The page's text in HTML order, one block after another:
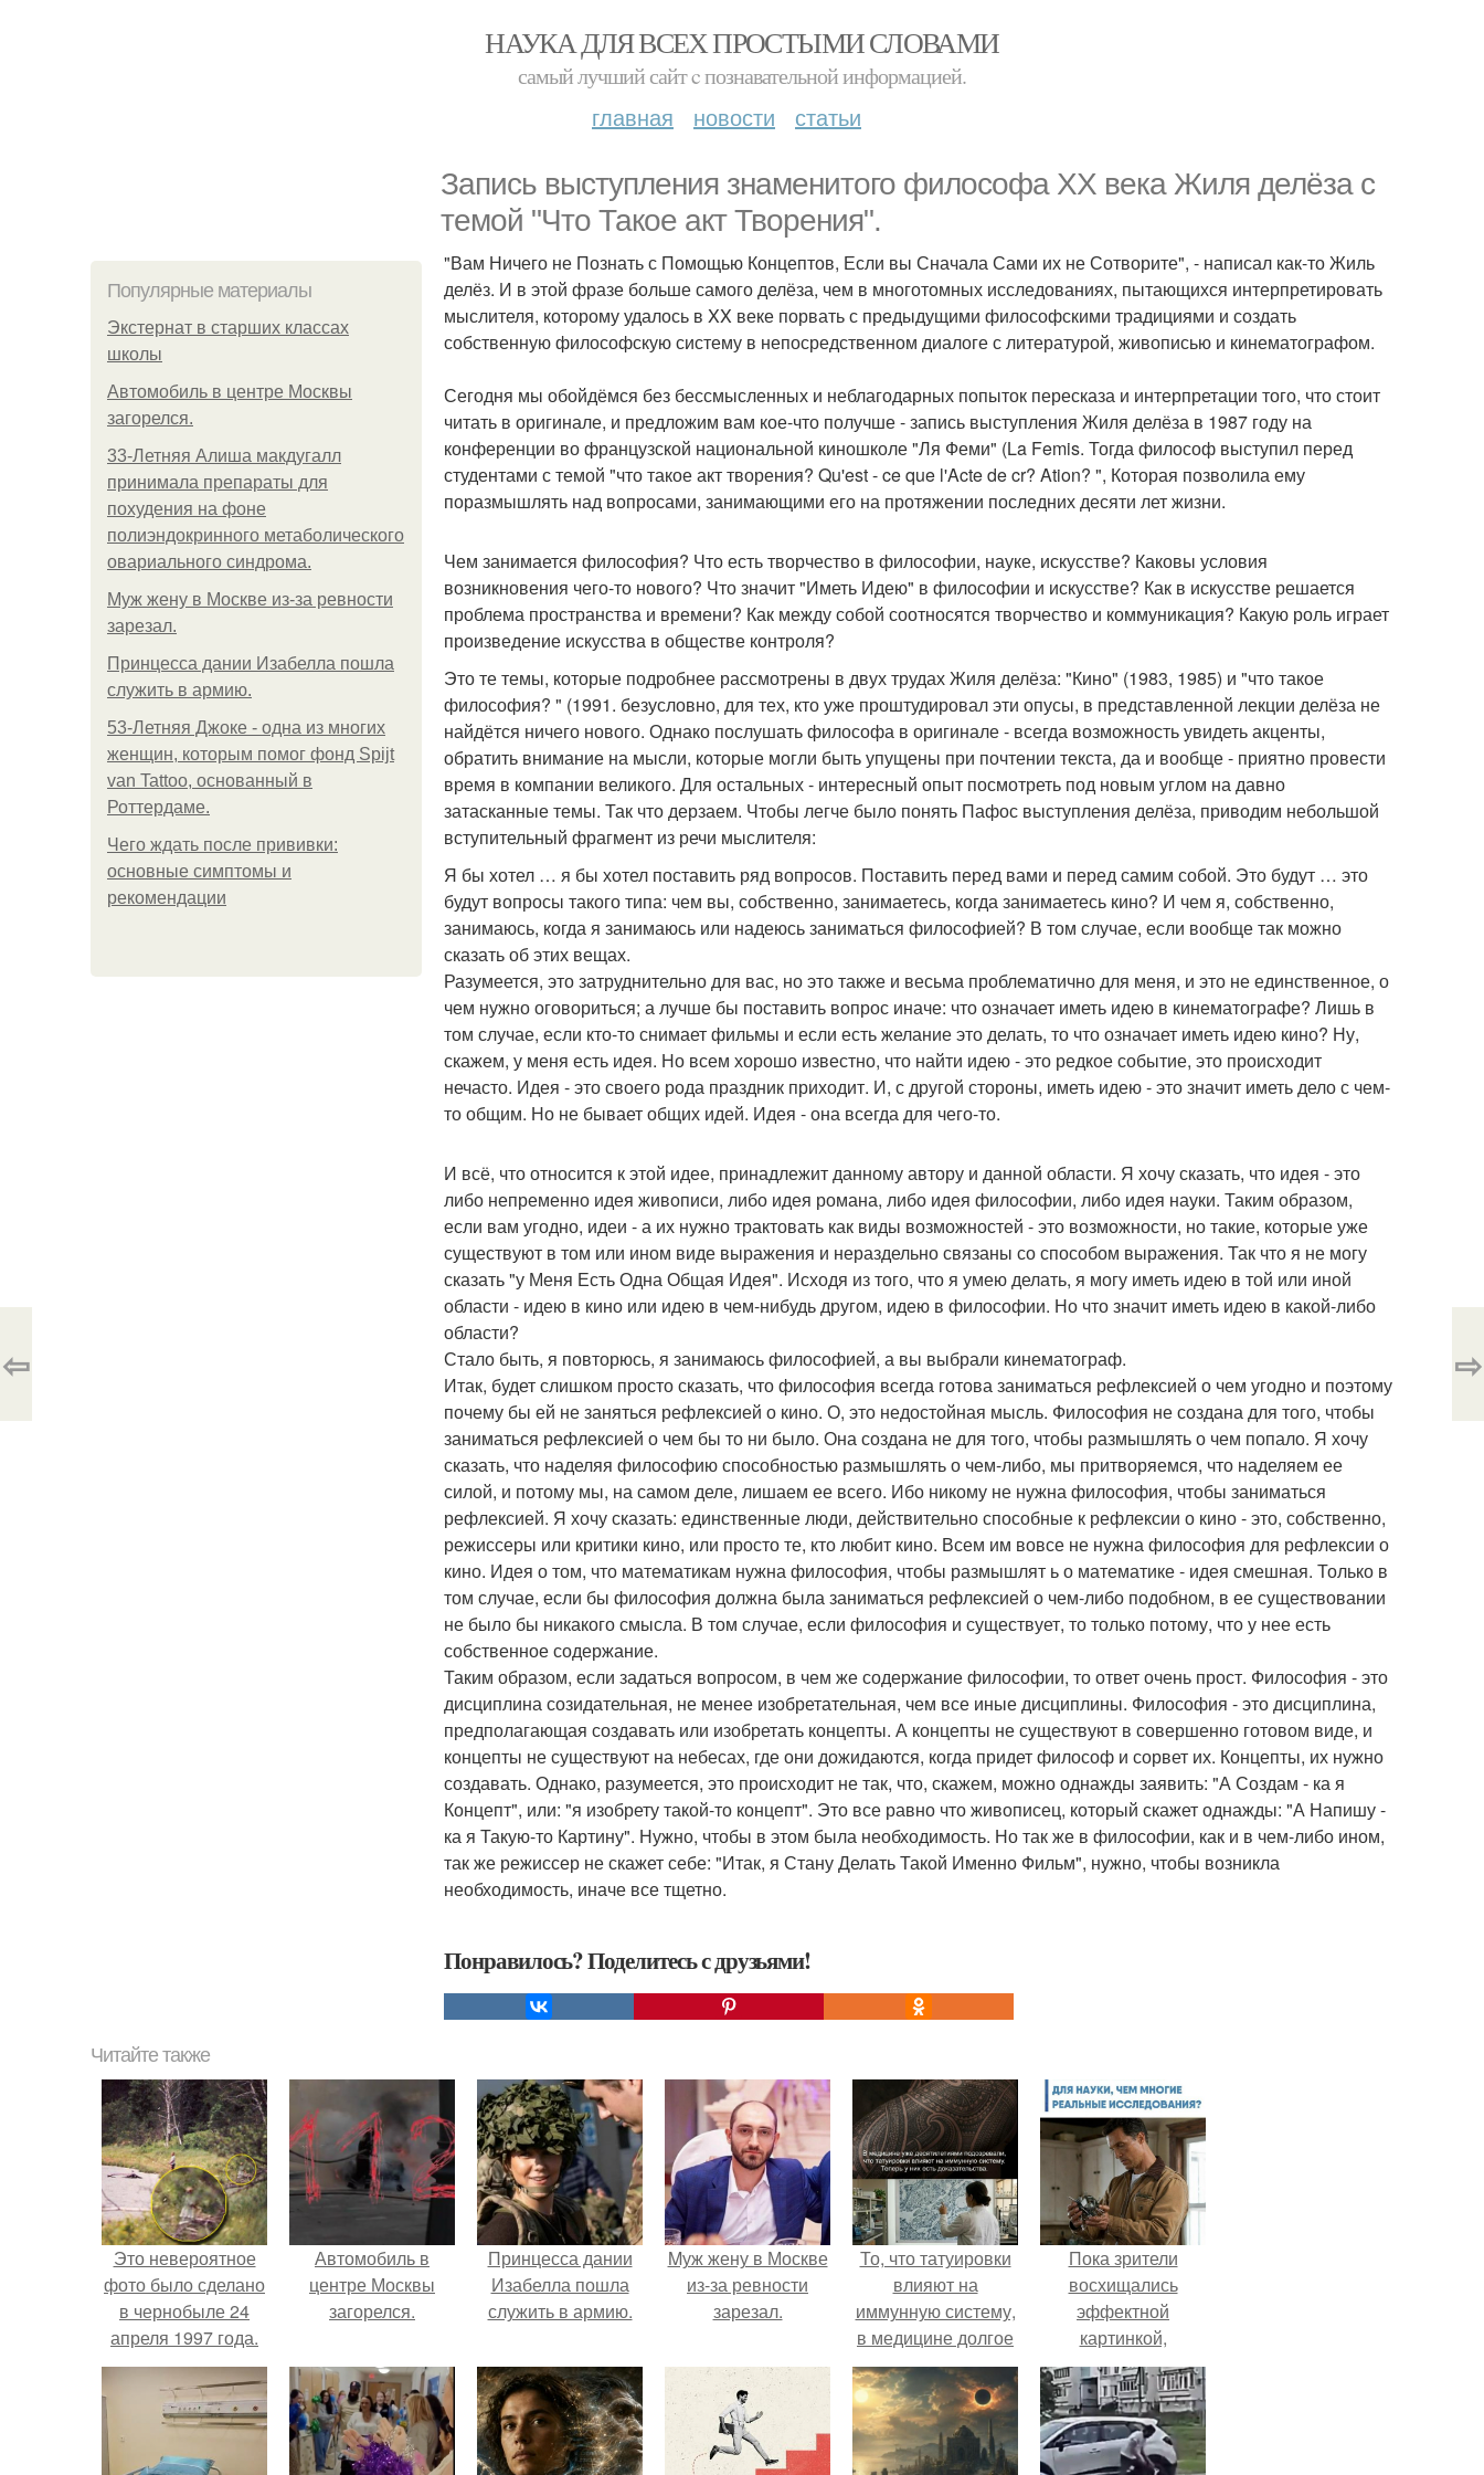
НАУКА ДЛЯ ВСЕХ ПРОСТЫМИ СЛОВАМИ
самый лучший сайт c познавательной информацией.
главная новости статьи
Запись выступления знаменитого философа XX века Жиля делёза с
темой "Что Такое акт Творения".
Популярные материалы
Экстернат в старших классах
школы
Автомобиль в центре Москвы
загорелся.
33-Летняя Алиша макдугалл
принимала препараты для
похудения на фоне
полиэндокринного метаболического
овариального синдрома.
Mуж жену в Москве из-за ревности
зарезал.
Принцесса дании Изабелла пошла
служить в армию.
53-Летняя Джоке - одна из многих
женщин, которым помог фонд Spijt
van Tattoo, основанный в
Роттердаме.
Чего ждать после прививки:
основные симптомы и
рекомендации
"Вам Ничего не Познать с Помощью Концептов, Если вы Сначала Сами их не Сотворите", - написал как-то Жиль
делёз. И в этой фразе больше самого делёза, чем в многотомных исследованиях, пытающихся интерпретировать
мыслителя, которому удалось в XX веке порвать с предыдущими философскими традициями и создать
собственную философскую систему в непосредственном диалоге с литературой, живописью и кинематографом.
Сегодня мы обойдёмся без бессмысленных и неблагодарных попыток пересказа и интерпретации того, что стоит
читать в оригинале, и предложим вам кое-что получше - запись выступления Жиля делёза в 1987 году на
конференции во французской национальной киношколе "Ля Феми" (La Femis. Тогда философ выступил перед
студентами с темой "что такое акт творения? Qu'est - ce que l'Acte de cr? Ation? ", Которая позволила ему
поразмышлять над вопросами, занимающими его на протяжении последних десяти лет жизни.
Чем занимается философия? Что есть творчество в философии, науке, искусстве? Каковы условия
возникновения чего-то нового? Что значит "Иметь Идею" в философии и искусстве? Как в искусстве решается
проблема пространства и времени? Как между собой соотносятся творчество и коммуникация? Какую роль играет
произведение искусства в обществе контроля?
Это те темы, которые подробнее рассмотрены в двух трудах Жиля делёза: "Кино" (1983, 1985) и "что такое
философия? " (1991. безусловно, для тех, кто уже проштудировал эти опусы, в представленной лекции делёза не
найдётся ничего нового. Однако послушать философа в оригинале - всегда возможность увидеть акценты,
обратить внимание на мысли, которые могли быть упущены при почтении текста, да и вообще - приятно провести
время в компании великого. Для остальных - интересный опыт посмотреть под новым углом на давно
затасканные темы. Так что дерзаем. Чтобы легче было понять Пафос выступления делёза, приводим небольшой
вступительный фрагмент из речи мыслителя:
Я бы хотел … я бы хотел поставить ряд вопросов. Поставить перед вами и перед самим собой. Это будут … это
будут вопросы такого типа: чем вы, собственно, занимаетесь, когда занимаетесь кино? И чем я, собственно,
занимаюсь, когда я занимаюсь или надеюсь заниматься философией? В том случае, если вообще так можно
сказать об этих вещах.
Разумеется, это затруднительно для вас, но это также и весьма проблематично для меня, и это не единственное, о
чем нужно оговориться; а лучше бы поставить вопрос иначе: что означает иметь идею в кинематографе? Лишь в
том случае, если кто-то снимает фильмы и если есть желание это делать, то что означает иметь идею кино? Ну,
скажем, у меня есть идея. Но всем хорошо известно, что найти идею - это редкое событие, это происходит
нечасто. Идея - это своего рода праздник приходит. И, с другой стороны, иметь идею - это значит иметь дело с чем-
то общим. Но не бывает общих идей. Идея - она всегда для чего-то.
И всё, что относится к этой идее, принадлежит данному автору и данной области. Я хочу сказать, что идея - это
либо непременно идея живописи, либо идея романа, либо идея философии, либо идея науки. Таким образом,
если вам угодно, идеи - а их нужно трактовать как виды возможностей - это возможности, но такие, которые уже
существуют в том или ином виде выражения и нераздельно связаны со способом выражения. Так что я не могу
сказать "у Меня Есть Одна Общая Идея". Исходя из того, что я умею делать, я могу иметь идею в той или иной
области - идею в кино или идею в чем-нибудь другом, идею в философии. Но что значит иметь идею в какой-либо
области?
Стало быть, я повторюсь, я занимаюсь философией, а вы выбрали кинематограф.
Итак, будет слишком просто сказать, что философия всегда готова заниматься рефлексией о чем угодно и поэтому
почему бы ей не заняться рефлексией о кино. О, это недостойная мысль. Философия не создана для того, чтобы
заниматься рефлексией о чем бы то ни было. Она создана не для того, чтобы размышлять о чем попало. Я хочу
сказать, что наделяя философию способностью размышлять о чем-либо, мы притворяемся, что наделяем ее
силой, и потому мы, на самом деле, лишаем ее всего. Ибо никому не нужна философия, чтобы заниматься
рефлексией. Я хочу сказать: единственные люди, действительно способные к рефлексии о кино - это, собственно,
режиссеры или критики кино, или просто те, кто любит кино. Всем им вовсе не нужна философия для рефлексии о
кино. Идея о том, что математикам нужна философия, чтобы размышлят ь о математике - идея смешная. Только в
том случае, если бы философия должна была заниматься рефлексией о чем-либо подобном, в ее существовании
не было бы никакого смысла. В том случае, если философия и существует, то только потому, что у нее есть
собственное содержание.
Таким образом, если задаться вопросом, в чем же содержание философии, то ответ очень прост. Философия - это
дисциплина созидательная, не менее изобретательная, чем все иные дисциплины. Философия - это дисциплина,
предполагающая создавать или изобретать концепты. А концепты не существуют в совершенно готовом виде, и
концепты не существуют на небесах, где они дожидаются, когда придет философ и сорвет их. Концепты, их нужно
создавать. Однако, разумеется, это происходит не так, что, скажем, можно однажды заявить: "А Создам - ка я
Концепт", или: "я изобрету такой-то концепт". Это все равно что живописец, который скажет однажды: "А Напишу -
ка я Такую-то Картину". Нужно, чтобы в этом была необходимость. Но так же в философии, как и в чем-либо ином,
так же режиссер не скажет себе: "Итак, я Стану Делать Такой Именно Фильм", нужно, чтобы возникла
необходимость, иначе все тщетно.
Понравилось? Поделитесь с друзьями!
⇦ ⇨
Читайте также
Это невероятное
фото было сделано
в чернобыле 24
апреля 1997 года.
Автомобиль в
центре Москвы
загорелся.
Принцесса дании
Изабелла пошла
служить в армию.
Mуж жену в Москве
из-за ревности
зарезал.
То, что татуировки
влияют на
иммунную систему,
в медицине долгое
время
рассматривалось
лишь как гипотеза.
Пока зрители
восхищались
эффектной
картинкой,
создатели фильма
фактически
построили одну из
самых точных